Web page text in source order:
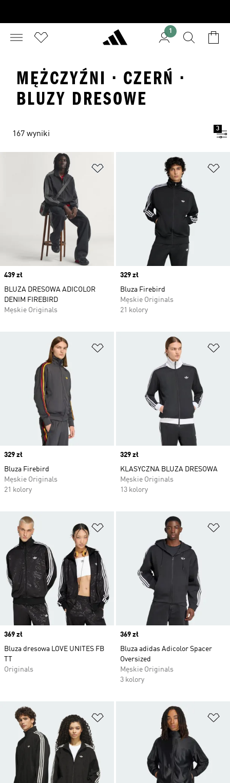
1
MĘŻCZYŹNI · CZERŃ ·
BLUZY DRESOWE
167 wyniki
3
Dodaj do listy życzeń
Price
439 zł
BLUZA DRESOWA ADICOLOR
DENIM FIREBIRD
Męskie Originals
Price
329 zł
Bluza Firebird
Męskie Originals
21 kolory
Dodaj do listy życzeń
Price
329 zł
Bluza Firebird
Męskie Originals
21 kolory
Price
329 zł
KLASYCZNA BLUZA DRESOWA
Męskie Originals
13 kolory
Dodaj do listy życzeń
Price
369 zł
Bluza dresowa LOVE UNITES FB
Originals
Price
369 zł
Bluza adidas Adicolor Spacer
Oversized
Męskie Originals
3 kolory
Dodaj do listy życzeń